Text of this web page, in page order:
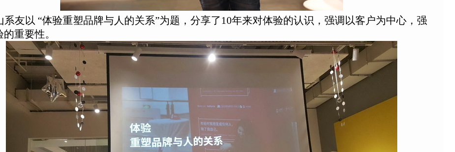
系友以 “体验重塑品牌与人的关系”为题，分享了10年来对体验的认识，强调以客户为中心，强
重要性。